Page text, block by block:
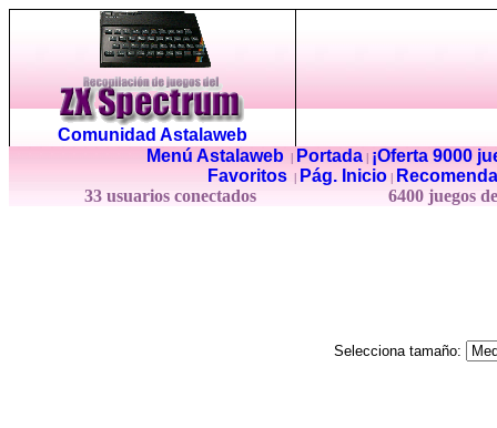
Comunidad Astalaweb
Menú Astalaweb| Portada|
¡Oferta 9000
Favoritos
Pág. Inicio
33 usuarios conectados
6400 juegos
Selecciona tamaño: